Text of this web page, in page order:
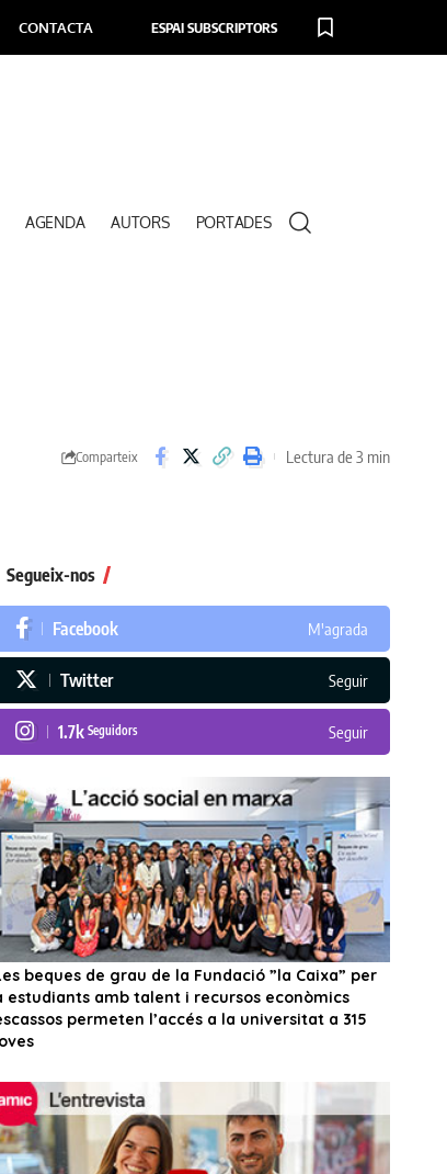
CONTACTA ESPAI SUBSCRIPTORS
AGENDA AUTORS PORTADES
Comparteix Lectura de 3 min
Segueix-nos
Facebook M'agrada
Twitter Seguir
1.7k Seguidors Seguir